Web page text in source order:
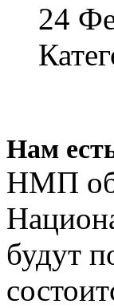
24
Нам
НМП
будут